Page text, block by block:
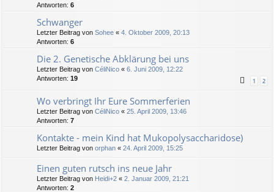
Antworten: 6
Schwanger
Letzter Beitrag von Sohee « 4. Oktober 2009, 20:13
Antworten: 6
Die 2. Genetische Abklärung bei uns
Letzter Beitrag von CéliNico « 6. Juni 2009, 12:22
Antworten: 19 1 2
Wo verbringt Ihr Eure Sommerferien
Letzter Beitrag von CéliNico « 25. April 2009, 13:46
Antworten: 7
Kontakte - mein Kind hat Mukopolysaccharidose)
Letzter Beitrag von orphan « 24. April 2009, 15:25
Einen guten rutsch ins neue Jahr
Letzter Beitrag von Heidi+2 « 2. Januar 2009, 21:21
Antworten: 2